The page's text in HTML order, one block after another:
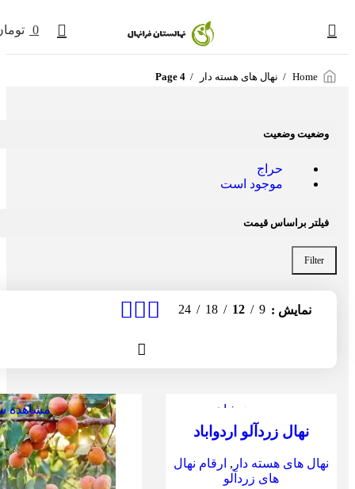
0
Home نهال های هسته دار Page 4
وضعیت وضعیت
حراج
موجود است
فیلتر براساس قیمت
Filter
نمایش 9
12
18
24
مشاهده سریع
نهال زردآلو اردواباد
نهال های هسته دار , ارقام نهال
های زردآلو
مشاهده